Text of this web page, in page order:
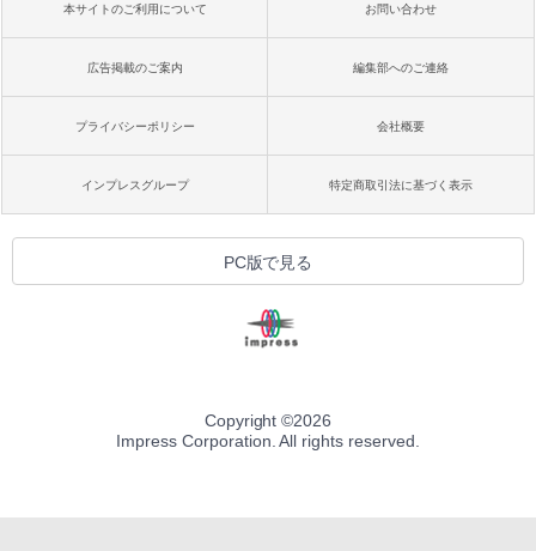
本サイトのご利用について お問い合わせ
広告掲載のご案内 編集部へのご連絡
プライバシーポリシー 会社概要
インプレスグループ 特定商取引法に基づく表示
PC版で見る
Copyright ©2026
Impress Corporation. All rights reserved.